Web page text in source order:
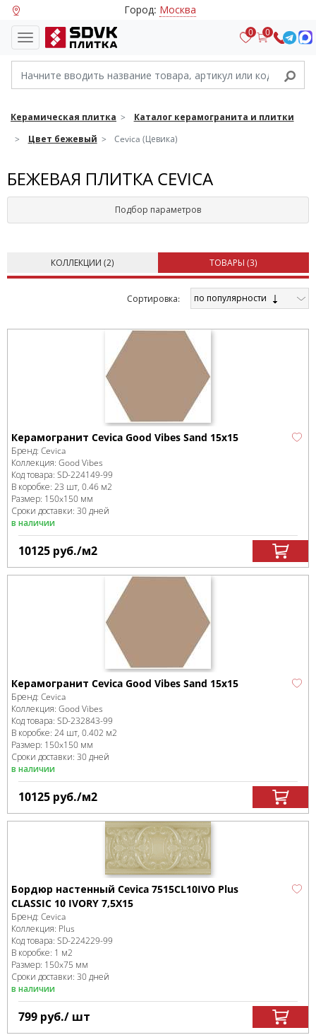
Город: Москва
0 0
Керамическая плитка
Каталог керамогранита и плитки
Цвет бежевый
Cevica (Цевика)
БЕЖЕВАЯ ПЛИТКА CEVICA
Подбор параметров
КОЛЛЕКЦИИ (2) ТОВАРЫ (3)
Cортировка: по популярности
Керамогранит Cevica Good Vibes Sand 15x15
Бренд: Cevica
Коллекция: Good Vibes
Код товара: SD-224149-99
В коробке: 23 шт, 0.46 м2
Размер: 150x150 мм
Сроки доставки: 30 дней
в наличии
10125 руб./м2
Керамогранит Cevica Good Vibes Sand 15x15
Бренд: Cevica
Коллекция: Good Vibes
Код товара: SD-232843-99
В коробке: 24 шт, 0.402 м2
Размер: 150x150 мм
Сроки доставки: 30 дней
в наличии
10125 руб./м2
Бордюр настенный Cevica 7515CL10IVO Plus
CLASSIC 10 IVORY 7,5X15
Бренд: Cevica
Коллекция: Plus
Код товара: SD-224229-99
В коробке: 1 м2
Размер: 150x75 мм
Сроки доставки: 30 дней
в наличии
799 руб./ шт